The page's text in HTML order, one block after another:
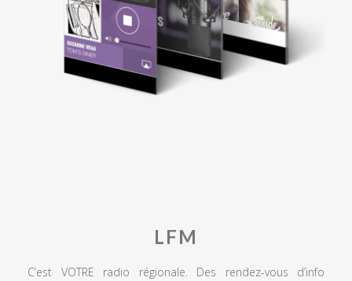
LFM
C’est VOTRE radio régionale. Des rendez-vous d’info